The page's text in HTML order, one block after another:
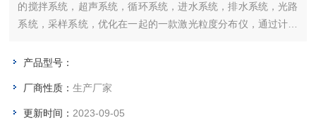
的搅拌系统，超声系统，循环系统，进水系统，排水系统，光路
系统，采样系统，优化在一起的一款激光粒度分布仪，通过计算
用者的工作量
产品型号：
厂商性质：生产厂家
更新时间： 2023-09-05